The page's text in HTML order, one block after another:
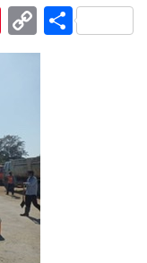
Pi
nt
st
C
o
n
k
S